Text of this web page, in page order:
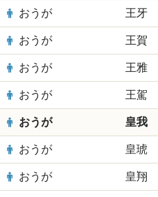
おうが 王牙
おうが 王賀
おうが 王雅
おうが 王駕
おうが 皇我
おうが 皇琥
おうが 皇翔